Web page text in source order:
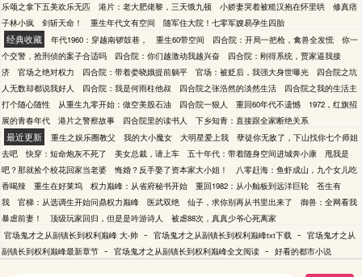
乐颂之拿下五美欢乐无匹
港片：老大肥佬黎，三天饿九顿 小娇妻哭着被糙汉抱在怀里哄
修真痞
子林小疯
剑斩天命！ 重生年代文有空间 随军住大院！七零军嫂易孕生四胎
经典收藏 年代1960：穿越南锣鼓巷， 重生60带空间 四合院：开局一把枪，禽兽全发慌
你一
个交警，抢刑侦的案子合适吗
四合院：你们越激动我越兴奋
四合院：刚得系统，贾家逼我接
济
官场之绝对权力 四合院：带着娄晓娥提前躺平 官场：被贬后，我强大身世曝光
四合院之坑
人无数却都说我好人
四合院：我是何雨柱他叔 四合院之张浩然的淡然生活
四合院之我的生活主
打个随心随性
从重生九零开始：做空美股石油 四合院一狠人 重回60年代不遗憾
1972，红旗招
展的青春年代
港片之警察故事 四合院里的读书人 下乡知青：直接跟全家断绝关系
最近更新 重生之娱乐圈教父 我的大小魔女 大明星爱上我
孽徒你无敌了，下山找你七个师姐
去吧
快穿：短命炮灰不死了 美女总裁，请上车 五十年代：带着随身空间进城奔小康
甩我是
吧？那就捡个校花回家当老婆
悔婚？反手娶了资本家大小姐！
八零赶海：鱼虾成山，九个女儿吃
香喝辣
重生在好莱坞 权力巅峰：从省府秘书开始 重回1982：从小舢板到远洋巨轮
苍生有
我
官梯：从选调生开始问鼎权力巅峰 医武双绝 仙子，求你别再从书里出来了
御兽：全网看我
暴虐前妻！
顶级玩家回归，但是是吟游诗人
被虐88次，真真少爷心死离家
官场鬼才之从副镇长到权利巅峰 大-帅 - 官场鬼才之从副镇长到权利巅峰txt下载 - 官场鬼才之从
副镇长到权利巅峰最新章节 - 官场鬼才之从副镇长到权利巅峰全文阅读 - 好看的都市小说